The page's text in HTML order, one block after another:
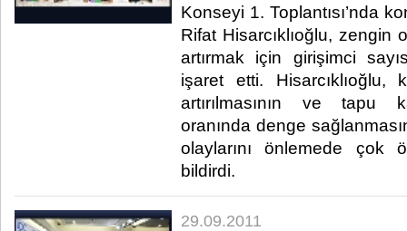
Konseyi 1. Toplantısı’nda
Rifat Hisarcıklıoğlu,
artırmak için girişimci
işaret etti. Hisarcıklıoğlu,
artırılmasının ve tapu
oranında denge
olaylarını önlemede çok
bildirdi.​ ​
29.09.2011